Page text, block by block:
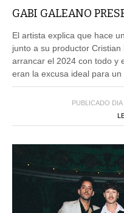
GABI GALEANO
El artista explica que hace
junto a su productor
arrancar el 2024 con todo y
eran la excusa ideal para un
PUBLICADO